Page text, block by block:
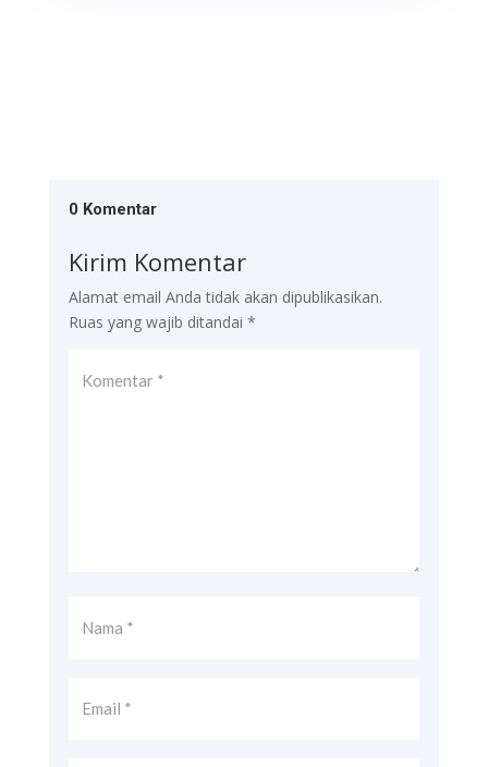
0 Komentar
Kirim Komentar
Alamat email Anda tidak akan dipublikasikan.
Ruas yang wajib ditandai *